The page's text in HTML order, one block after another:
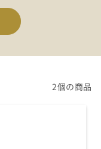
2個の商品